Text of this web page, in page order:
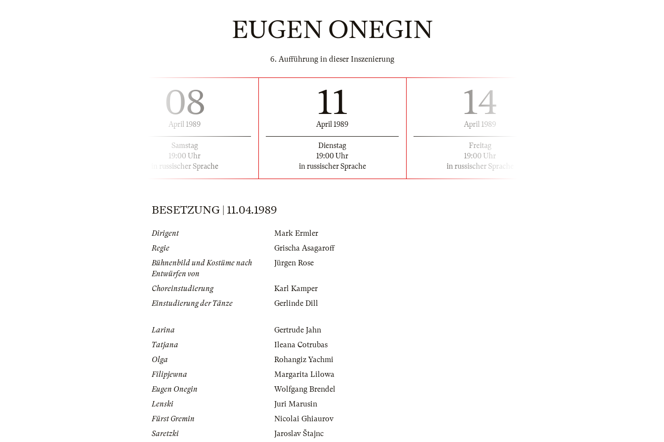
EUGEN ONEGIN
6. Aufführung in dieser Inszenierung
08
April 1989
Samstag
19:00 Uhr
in russischer Sprache
11
April 1989
Dienstag
19:00 Uhr
in russischer Sprache
14
April 1989
Freitag
19:00 Uhr
in russischer Sprache
BESETZUNG | 11.04.1989
Dirigent
Mark Ermler
Regie
Grischa Asagaroff
Bühnenbild und Kostüme nach
Entwürfen von
Jürgen Rose
Choreinstudierung
Karl Kamper
Einstudierung der Tänze
Gerlinde Dill
Larina
Gertrude Jahn
Tatjana
Ileana Cotrubas
Olga
Rohangiz Yachmi
Filipjewna
Margarita Lilowa
Eugen Onegin
Wolfgang Brendel
Lenski
Juri Marusin
Fürst Gremin
Nicolai Ghiaurov
Saretzki
Jaroslav Štajnc